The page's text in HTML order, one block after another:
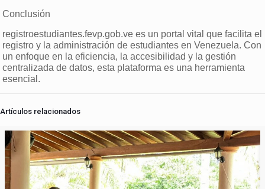
Conclusión
registroestudiantes.fevp.gob.ve es un portal vital que facilita el
registro y la administración de estudiantes en Venezuela. Con
un enfoque en la eficiencia, la accesibilidad y la gestión
centralizada de datos, esta plataforma es una herramienta
esencial.
Artículos relacionados